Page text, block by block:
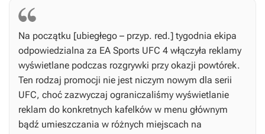
Na początku [ubiegłego – przyp. red.] tygodnia ekipa
odpowiedzialna za EA Sports UFC 4 włączyła reklamy
wyświetlane podczas rozgrywki przy okazji powtórek.
Ten rodzaj promocji nie jest niczym nowym dla serii
UFC, choć zazwyczaj ograniczaliśmy wyświetlanie
reklam do konkretnych kafelków w menu głównym
bądź umieszczania w różnych miejscach na